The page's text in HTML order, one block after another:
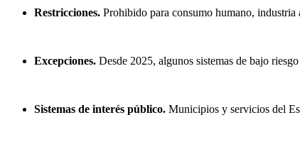
Restricciones. Prohibido para consumo humano, industria
Excepciones. Desde 2025, algunos sistemas de bajo
Sistemas de interés público. Municipios y servicios del